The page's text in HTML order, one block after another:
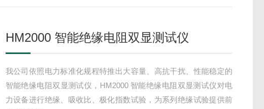
HM2000 智能绝缘电阻双显测试仪
我公司依照电力标准化规程特推出大容量、高抗干扰、性能稳定的
智能绝缘电阻双显测试仪，HM2000 智能绝缘电阻双显测试仪对电
力设备进行绝缘、吸收比、极化指数试验，为系列绝缘试验提供前